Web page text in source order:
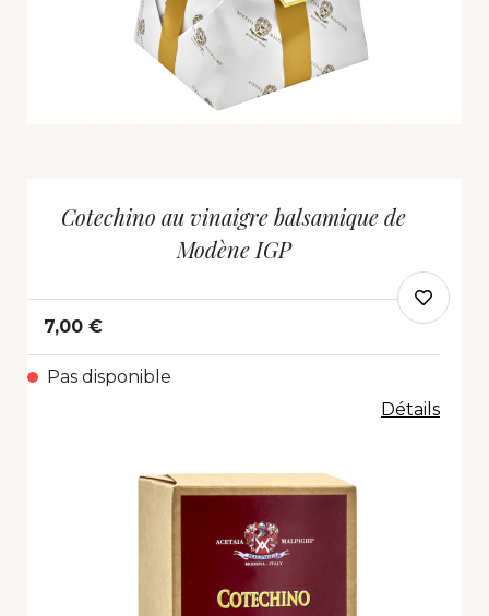
Cotechino au vinaigre balsamique de
Modène IGP
7,00 €
Pas disponible
Détails